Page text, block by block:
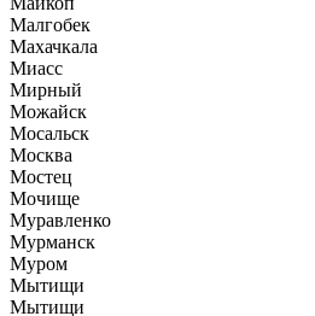
Малгобек
Махачкала
Миасс
Мирный
Можайск
Мосальск
Москва
Мостец
Мочище
Муравленко
Мурманск
Муром
Мытищи
Мытищи